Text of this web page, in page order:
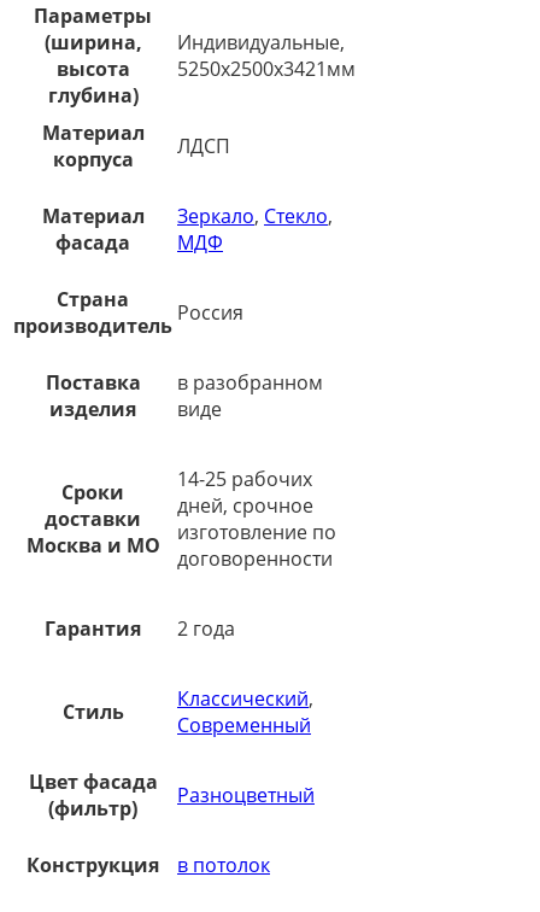
Параметры
(ширина,
высота
глубина)
Индивидуальные,
5250х2500х3421мм
Материал
корпуса
ЛДСП
Материал
фасада
Зеркало, Стекло,
МДФ
Страна
производитель Россия
Поставка
изделия
в разобранном
виде
Сроки
доставки
Москва и МО
14-25 рабочих
дней, срочное
изготовление по
договоренности
Гарантия 2 года
Стиль Классический,
Современный
Цвет фасада
(фильтр)
Разноцветный
Конструкция в потолок